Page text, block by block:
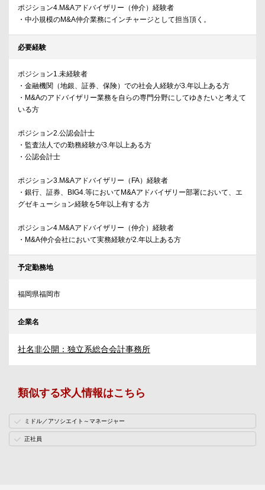
ポジション4.M&Aアドバイザリー（仲介）経験者
・中小規模のM&A仲介業務にインチャージとして担当頂く。
必要経験
ポジション1.未経験者
・金融機関（地銀、証券、保険）での社会人経験が3.年以上ある方
・M&Aのアドバイザリー業務を自らの専門分野にしてゆきたいと考えて
いる方
ポジション2.公認会計士
・監査法人での勤務経験が3.年以上ある方
・公認会計士
ポジション3.M&Aアドバイザリー（FA）経験者
・銀行、証券、BIG4.等においてM&Aアドバイザリー部署において、エ
グゼキューション経験を5年以上有する方
ポジション4.M&Aアドバイザリー（仲介）経験者
・M&A仲介会社において実務経験が2.年以上ある方
予定勤務地
福岡県福岡市
企業名
社名非公開：独立系総合会計事務所
類似する求人情報はこちら
ミドル／アソシエイト～マネージャー
正社員